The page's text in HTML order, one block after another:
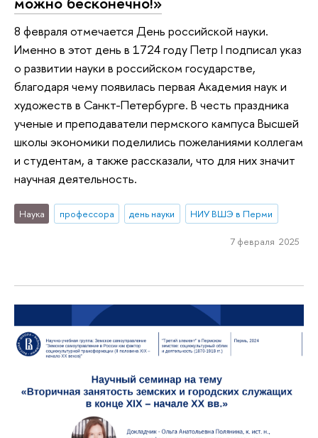
8 февраля отмечается День российской науки.
Именно в этот день в 1724 году Петр I подписал указ
о развитии науки в российском государстве,
благодаря чему появилась первая Академия наук и
художеств в Санкт-Петербурге. В честь праздника
ученые и преподаватели пермского кампуса Высшей
школы экономики поделились пожеланиями коллегам
и студентам, а также рассказали, что для них значит
научная деятельность.
Наука профессора день науки НИУ ВШЭ в Перми
7 февраля 2025